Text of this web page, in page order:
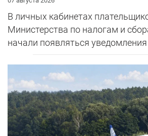
В личных кабинетах
Министерства по налогам и
начали появляться уведомления